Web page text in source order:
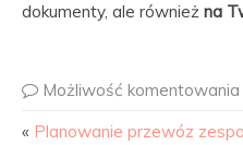
dokumenty, ale również na
Możliwość komentowania
« Planowanie przewóz